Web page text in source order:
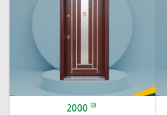
2000 ₪